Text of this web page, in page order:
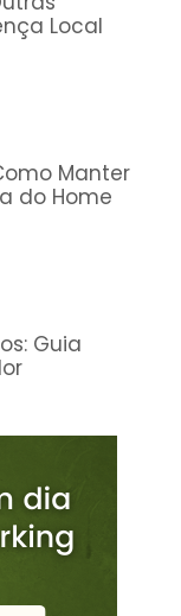
Local
Manter
do Home
Guia